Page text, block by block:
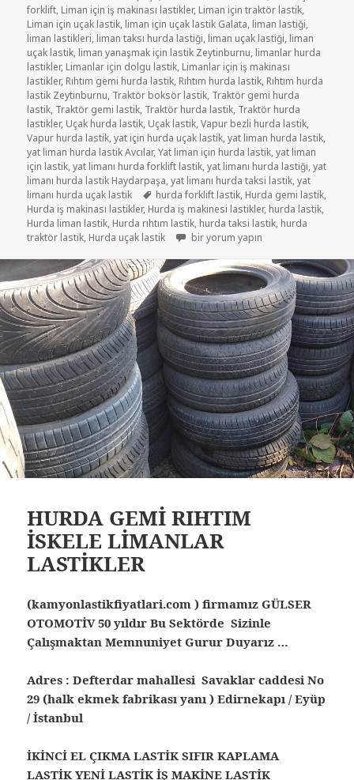
forklift, Liman için iş makinası lastikler, Liman için traktör lastik,
Liman için uçak lastik, liman için uçak lastik Galata, liman lastiği,
liman lastikleri, liman taksı hurda lastiği, liman uçak lastiği, liman
uçak lastik, liman yanaşmak için lastik Zeytinburnu, limanlar hurda
lastikler, Limanlar için dolgu lastik, Limanlar için iş makinası
lastikler, Rıhtım gemi hurda lastik, Rıhtım hurda lastik, Rıhtım hurda
lastik Zeytinburnu, Traktör boksör lastik, Traktör gemi hurda
lastik, Traktör gemi lastik, Traktör hurda lastik, Traktör hurda
lastikler, Uçak hurda lastik, Uçak lastik,Vapur bezli hurda lastik,
Vapur hurda lastik,yat için hurda uçak lastik,yat liman hurda lastik,
yat liman hurda lastik Avcılar,Yat liman için hurda lastik,yat liman
için lastik,yat limanı hurda forklift lastik,yat limanı hurda lastiği,yat
limanı hurda lastik Haydarpaşa,yat limanı hurda taksi lastik,yat
limanı hurda uçak lastik
Etiketler
hurda forklift lastik, Hurda gemi lastik,
Hurda iş makinası lastikler, Hurda iş makinesi lastikler, hurda lastik,
Hurda liman lastik, Hurda rıhtım lastik, hurda taksi lastik, hurda
traktör lastik, Hurda uçak lastik GEMİ HURDA LASTİK (İSKELE LİMAN
bir yorum yapın
HURDA GEMİ RIHTIM
İSKELE LİMANLAR
LASTİKLER
(kamyonlastikfiyatlari.com ) firmamız GÜLSER
OTOMOTİV 50 yıldır Bu Sektörde Sizinle
Çalışmaktan Memnuniyet Gurur Duyarız …
Adres : Defterdar mahallesi Savaklar caddesi No
29 (halk ekmek fabrikası yanı ) Edirnekapı / Eyüp
/ İstanbul
İKİNCİ EL ÇIKMA LASTİK SIFIR KAPLAMA
LASTİK YENİ LASTİK İŞ MAKİNE LASTİK